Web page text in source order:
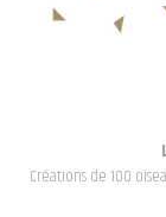
Créations de 100